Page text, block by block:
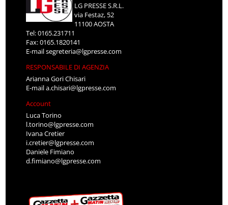
LG PRESSE S.R.L.
via Festaz, 52
11100 AOSTA
Tel: 0165.231711
Fax: 0165.1820141
E-mailsegreteria@lgpresse.com
RESPONSABILE DI AGENZIA
Arianna Gori Chisari
E-maila.chisari@lgpresse.com
Account
Luca Torino
l.torino@lgpresse.com
Ivana Cretier
i.cretier@lgpresse.com
Daniele Fimiano
d.fimiano@lgpresse.com